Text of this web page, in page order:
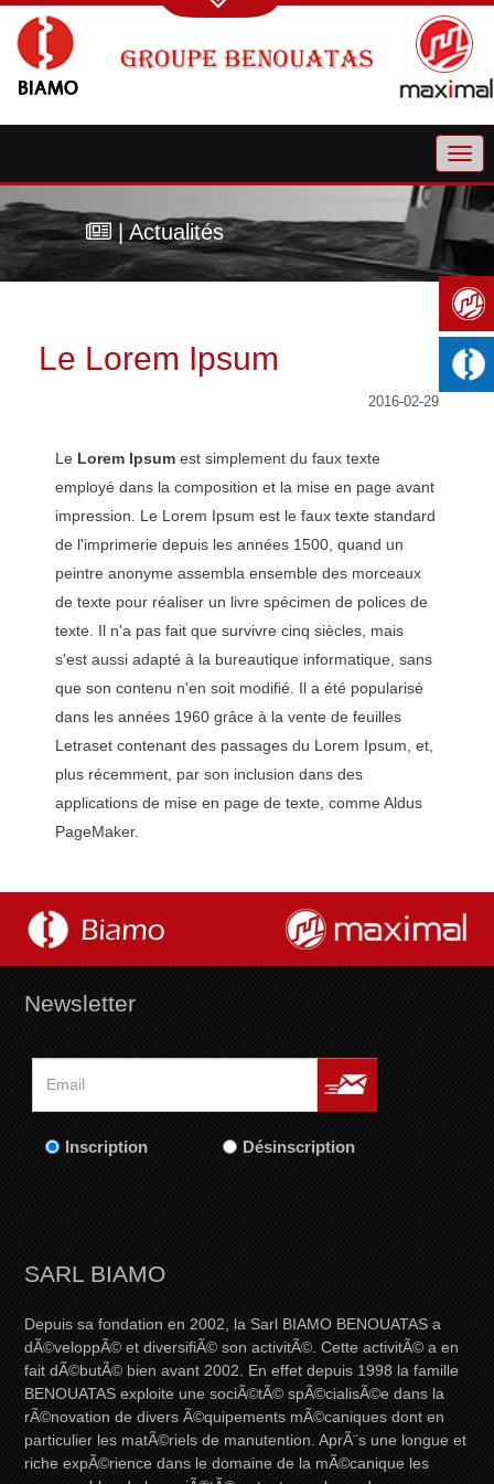
| Actualités
Le Lorem Ipsum
2016-02-29
Le Lorem Ipsum est simplement du faux texte
employé dans la composition et la mise en page avant
impression. Le Lorem Ipsum est le faux texte standard
de l'imprimerie depuis les années 1500, quand un
peintre anonyme assembla ensemble des morceaux
de texte pour réaliser un livre spécimen de polices de
texte. Il n'a pas fait que survivre cinq siècles, mais
s'est aussi adapté à la bureautique informatique, sans
que son contenu n'en soit modifié. Il a été popularisé
dans les années 1960 grâce à la vente de feuilles
Letraset contenant des passages du Lorem Ipsum, et,
plus récemment, par son inclusion dans des
applications de mise en page de texte, comme Aldus
PageMaker.
Newsletter
Inscription Désinscription
SARL BIAMO
Depuis sa fondation en 2002, la Sarl BIAMO BENOUATAS a
dÃ©veloppÃ© et diversifiÃ© son activitÃ©. Cette activitÃ© a en
fait dÃ©butÃ© bien avant 2002. En effet depuis 1998 la famille
BENOUATAS exploite une sociÃ©tÃ© spÃ©cialisÃ©e dans la
rÃ©novation de divers Ã©quipements mÃ©caniques dont en
particulier les matÃ©riels de manutention. AprÃ¨s une longue et
riche expÃ©rience dans le domaine de la mÃ©canique les